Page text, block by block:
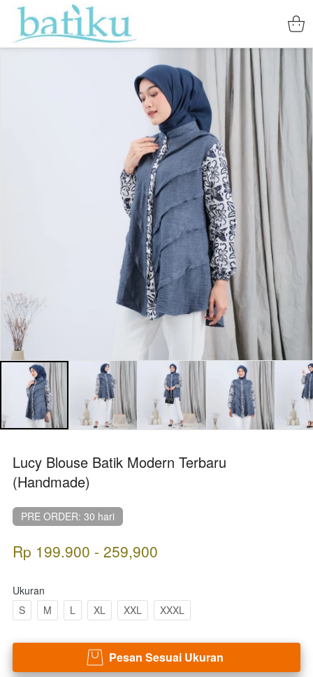
Lucy Blouse Batik Modern Terbaru
(Handmade)
PRE ORDER: 30 hari
Rp 199.900 - 259,900
Ukuran
S
M L XL XXL XXXL
` Pesan Sesuai Ukuran